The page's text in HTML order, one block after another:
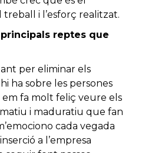
i l’esforç realitzat.
reptes que
per eliminar els
ha sobre les persones
em fa molt feliç veure els
i maduratiu que fan
cada vegada
a l’empresa